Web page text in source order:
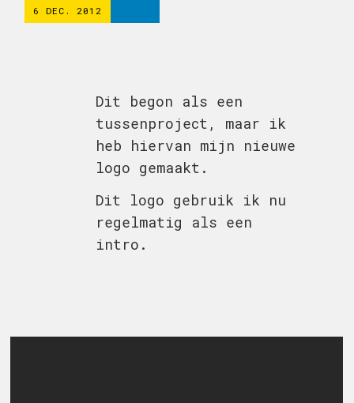
6 DEC. 2012
Dit begon als een
tussenproject, maar ik
heb hiervan mijn nieuwe
logo gemaakt.
Dit logo gebruik ik nu
regelmatig als een
intro.